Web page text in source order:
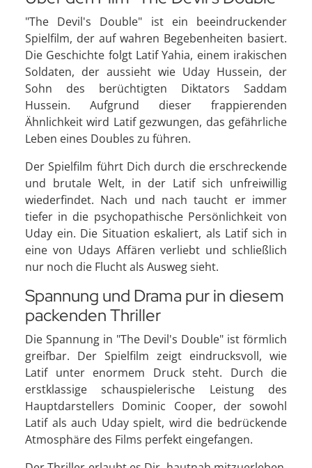
"The Devil's Double" ist ein beeindruckender
Spielfilm, der auf wahren Begebenheiten basiert.
Die Geschichte folgt Latif Yahia, einem irakischen
Soldaten, der aussieht wie Uday Hussein, der
Sohn des berüchtigten Diktators Saddam
Hussein. Aufgrund dieser frappierenden
Ähnlichkeit wird Latif gezwungen, das gefährliche
Leben eines Doubles zu führen.
Der Spielfilm führt Dich durch die erschreckende
und brutale Welt, in der Latif sich unfreiwillig
wiederfindet. Nach und nach taucht er immer
tiefer in die psychopathische Persönlichkeit von
Uday ein. Die Situation eskaliert, als Latif sich in
eine von Udays Affären verliebt und schließlich
nur noch die Flucht als Ausweg sieht.
Spannung und Drama pur in diesem
packenden Thriller
Die Spannung in "The Devil's Double" ist förmlich
greifbar. Der Spielfilm zeigt eindrucksvoll, wie
Latif unter enormem Druck steht. Durch die
erstklassige schauspielerische Leistung des
Hauptdarstellers Dominic Cooper, der sowohl
Latif als auch Uday spielt, wird die bedrückende
Atmosphäre des Films perfekt eingefangen.